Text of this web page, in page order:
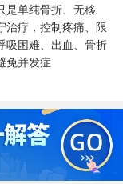
是单纯骨折、无移
治疗，控制疼痛、限
吸困难、出血、骨折
免并发症